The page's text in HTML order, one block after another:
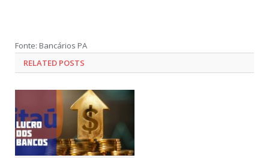
Fonte: Bancários PA
RELATED POSTS